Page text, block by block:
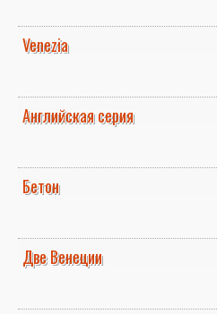
Venezia
Английская серия
Бетон
Две Венеции